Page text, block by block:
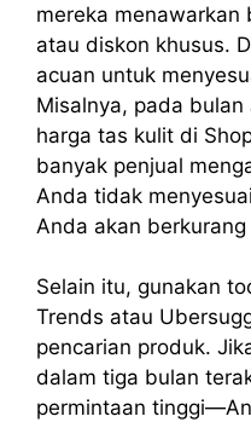
mereka menawarkan
atau diskon khusus.
acuan untuk
Misalnya, pada bulan
harga tas kulit di
banyak penjual
Anda tidak
Anda akan
Selain itu, gunakan
Trends atau
pencarian produk.
dalam tiga bulan
permintaan